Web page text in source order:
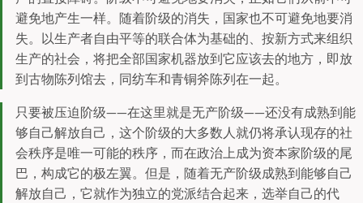
避免地产生一样。随着阶级的消失，国家也不可避免地要消
失。以生产者自由平等的联合体为基础的、按新方式来组织
生产的社会，将把全部国家机器放到它应该去的地方，即放
到古物陈列馆去，同纺车和青铜斧陈列在一起。
只要被压迫阶级——在这里就是无产阶级——还没有成熟到能
够自己解放自己，这个阶级的大多数人就仍将承认现存的社
会秩序是唯一可能的秩序，而在政治上成为资本家阶级的尾
巴，构成它的极左翼。但是，随着无产阶级成熟到能够自己
解放自己，它就作为独立的党派结合起来，选举自己的代